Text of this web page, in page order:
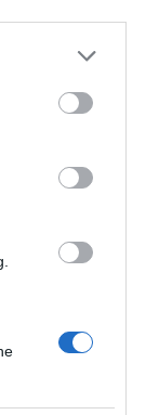
more Google
may click to
party tags to
below Google